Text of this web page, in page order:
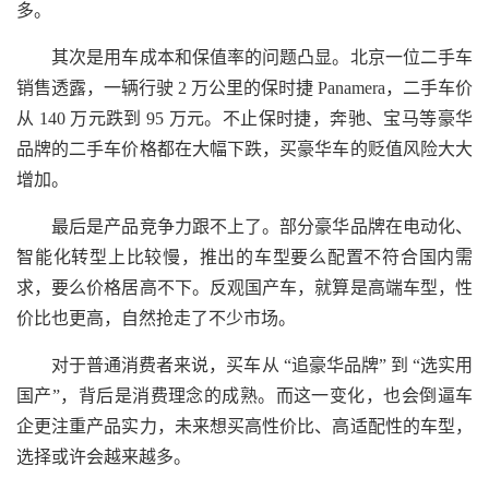
多。
其次是用车成本和保值率的问题凸显。北京一位二手车
销售透露，一辆行驶 2 万公里的保时捷 Panamera，二手车价
从 140 万元跌到 95 万元。不止保时捷，奔驰、宝马等豪华
品牌的二手车价格都在大幅下跌，买豪华车的贬值风险大大
增加。
最后是产品竞争力跟不上了。部分豪华品牌在电动化、
智能化转型上比较慢，推出的车型要么配置不符合国内需
求，要么价格居高不下。反观国产车，就算是高端车型，性
价比也更高，自然抢走了不少市场。
对于普通消费者来说，买车从 “追豪华品牌” 到 “选实用
国产”，背后是消费理念的成熟。而这一变化，也会倒逼车
企更注重产品实力，未来想买高性价比、高适配性的车型，
选择或许会越来越多。